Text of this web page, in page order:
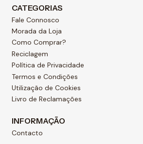
CATEGORIAS
Fale Connosco
Morada da Loja
Como Comprar?
Reciclagem
Política de Privacidade
Termos e Condições
Utilização de Cookies
Livro de Reclamações
INFORMAÇÃO
Contacto